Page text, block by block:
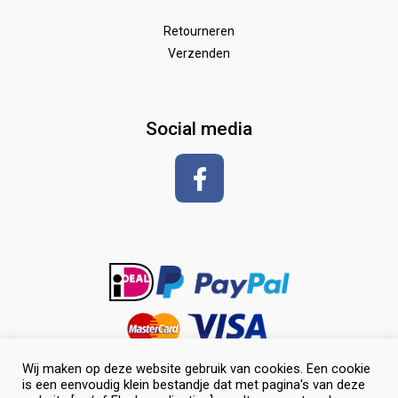
hoeven
vlechten en toiletteren
Zadeldekken & toebehoren
Shirt met korte mouwen
Retourneren
Verzenden
Social media
Wij maken op deze website gebruik van cookies. Een cookie
is een eenvoudig klein bestandje dat met pagina's van deze